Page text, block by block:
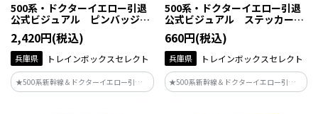
500系・ドクターイエロー引退
公式ビジュアル ピンバッジセ
ット
2,420円(税込)
兵庫県 トレインボックスセレクト
★500系新幹線＆ドクターイエロー引退記
念★JR西日本の駅などで掲出されている
500系・ドクターイエロー引退
公式ビジュアル ステッカーセ
ット
660円(税込)
兵庫県 トレインボックスセレクト
★500系新幹線＆ドクターイエロー引退記
念★JR西日本の駅などで掲出されている